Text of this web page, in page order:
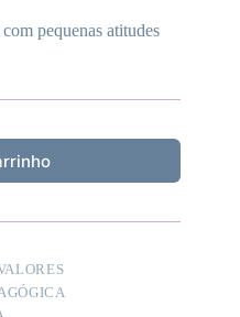
pequenas atitudes